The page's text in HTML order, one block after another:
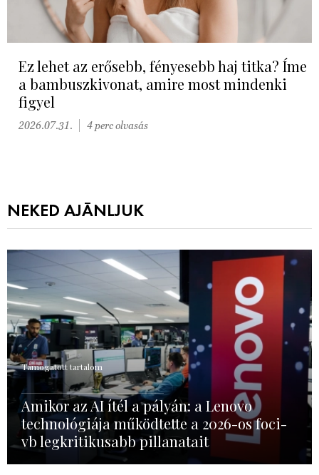
Ez lehet az erősebb, fényesebb haj titka? Íme
a bambuszkivonat, amire most mindenki
figyel
2026.07.31. 4 perc olvasás
NEKED AJÁNLJUK
Támogatott tartalom
Amikor az AI ítél a pályán: a Lenovo
technológiája működtette a 2026-os foci-
vb legkritikusabb pillanatait